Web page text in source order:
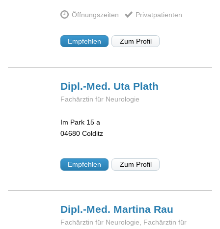
Öffnungszeiten Privatpatienten
Empfehlen Zum Profil
Dipl.-Med. Uta Plath
Fachärztin für Neurologie
Im Park 15 a
04680 Colditz
Empfehlen Zum Profil
Dipl.-Med. Martina Rau
Fachärztin für Neurologie, Fachärztin für